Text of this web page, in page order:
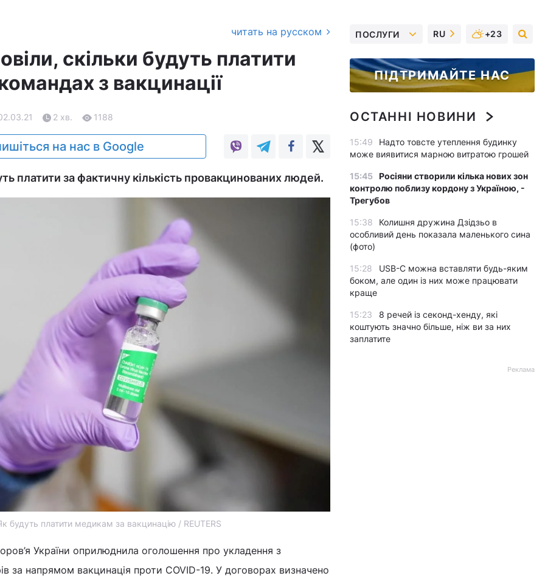
читать на русском
скільки будуть платити
з вакцинації
2 хв. 1188
на нас в Google
платити за фактичну кількість провакцинованих людей.
будуть платити медикам за вакцинацію / REUTERS
України оприлюднила оголошення про укладення з
за напрямом вакцинація проти COVID-19. У договорах визначено
ПОСЛУГИ RU +23
ПІДТРИМАЙТЕ НАС
ОСТАННІ НОВИНИ
15:49
Надто товсте утеплення будинку
може виявитися марною витратою грошей
15:45 Росіяни створили кілька нових зон
контролю поблизу кордону з Україною, -
Трегубов
15:38
Колишня дружина Дзідзьо в
особливий день показала маленького сина
(фото)
15:28
USB-C можна вставляти будь-яким
боком, але один із них може працювати
краще
15:23
8 речей із секонд-хенду, які
коштують значно більше, ніж ви за них
заплатите
Реклама